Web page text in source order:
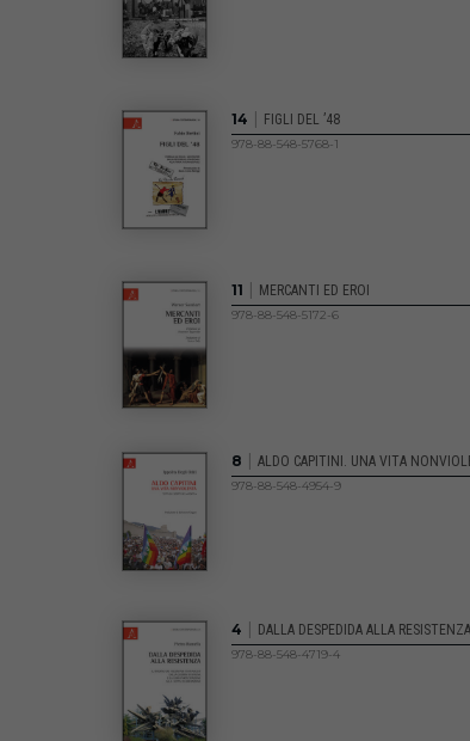
14 | FIGLI DEL ’48
978-88-548-5768-1
11 | MERCANTI ED EROI
978-88-548-5172-6
8 | ALDO CAPITINI. UNA VITA
978-88-548-4954-9
4 | DALLA DESPEDIDA ALLA RESISTENZA
978-88-548-4719-4